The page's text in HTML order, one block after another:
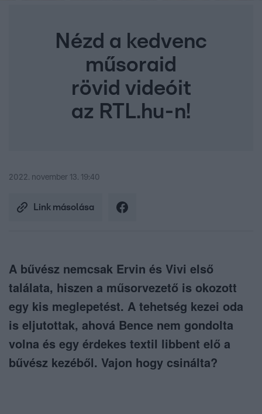
Nézd a kedvenc
műsoraid
rövid videóit
az RTL.hu-n!
2022. november 13. 19:40
Link másolása
A bűvész nemcsak Ervin és Vivi első
találata, hiszen a műsorvezető is okozott
egy kis meglepetést. A tehetség kezei oda
is eljutottak, ahová Bence nem gondolta
volna és egy érdekes textil libbent elő a
bűvész kezéből. Vajon hogy csinálta?